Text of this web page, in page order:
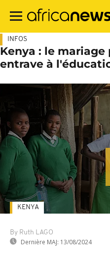
contenu
INFOS
Kenya : le mariage
entrave à
By Ruth LAGO
Dernière MAJ: 13/08/2024
KENYA